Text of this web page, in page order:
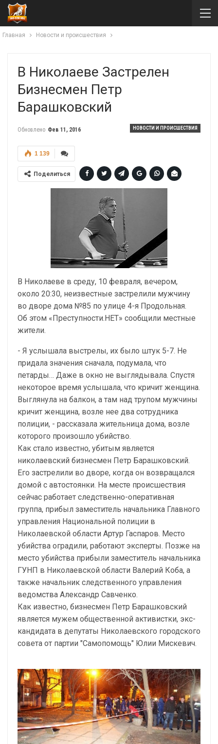
Главная Новости и происшествия
В Николаеве Застрелен
Бизнесмен Петр
Барашковский
НОВОСТИ И ПРОИСШЕСТВИЯ
Обновлено Фев 11, 2016
1 139
Поделиться
В Николаеве в среду, 10 февраля, вечером,
около 20:30, неизвестные застрелили мужчину
во дворе дома №85 по улице 4-я Продольная.
Об этом «Преступности.НЕТ» сообщили местные
жители.
- Я услышала выстрелы, их было штук 5-7. Не
придала значения сначала, подумала, что
петарды… Даже в окно не выглядывала. Спустя
некоторое время услышала, что кричит женщина.
Выглянула на балкон, а там над трупом мужчины
кричит женщина, возле нее два сотрудника
полиции, - рассказала жительница дома, возле
которого произошло убийство.
Как стало известно, убитым является
николаевский бизнесмен Петр Барашковский.
Его застрелили во дворе, когда он возвращался
домой с автостоянки. На месте происшествия
сейчас работает следственно-оперативная
группа, прибыл заместитель начальника Главного
управления Национальной полиции в
Николаевской области Артур Гаспаров. Место
убийства оградили, работают эксперты. Позже на
место убийства прибыли заместитель начальника
ГУНП в Николаевской области Валерий Коба, а
также начальник следственного управления
ведомства Александр Савченко.
Как известно, бизнесмен Петр Барашковский
является мужем общественной активистки, экс-
кандидата в депутаты Николаевского городского
совета от партии "Самопомощь" Юлии Мискевич.